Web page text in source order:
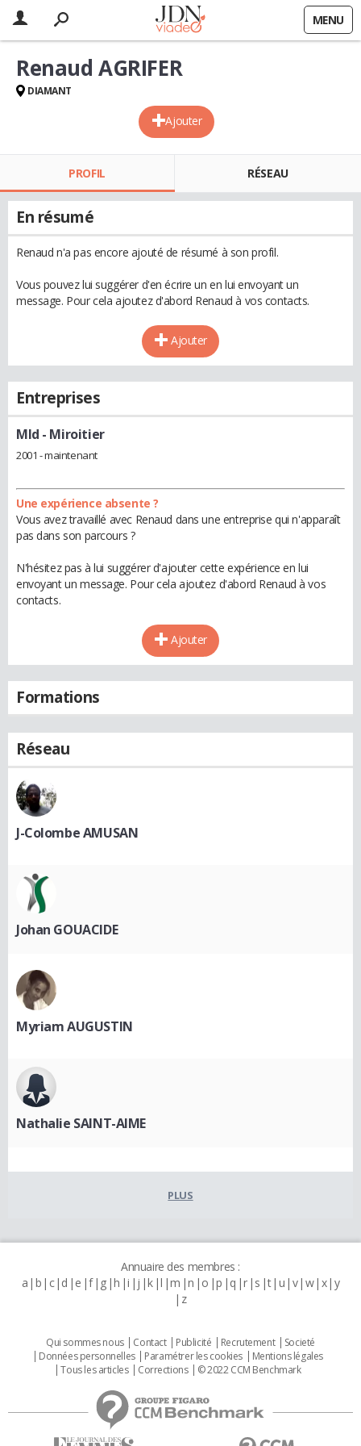
MENU
Ajouter
Renaud AGRIFER
DIAMANT
PROFIL RÉSEAU
En résumé
Renaud n'a pas encore ajouté de résumé à son profil.
Vous pouvez lui suggérer d'en écrire un en lui envoyant un
message. Pour cela ajoutez d'abord Renaud à vos contacts.
Ajouter
Entreprises
Mld - Miroitier
2001 - maintenant
Une expérience absente ?
Vous avez travaillé avec Renaud dans une entreprise qui n'apparaît
pas dans son parcours ?
N'hésitez pas à lui suggérer d'ajouter cette expérience en lui
envoyant un message. Pour cela ajoutez d'abord Renaud à vos
contacts.
Ajouter
Formations
Réseau
J-Colombe AMUSAN
Johan GOUACIDE
Myriam AUGUSTIN
Nathalie SAINT-AIME
PLUS
Annuaire des membres :
a b c d e f g h i j k l m n o p q r s t u v w x y
z
Qui sommes nous Contact Publicité Recrutement
Societé
Données personnelles
Paramétrer les cookies
Mentions légales
Tous les articles
Corrections © 2022 CCM Benchmark